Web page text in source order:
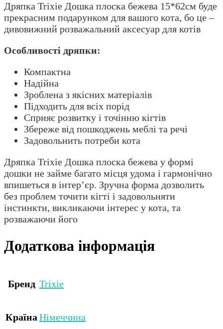
Дряпка Trixie Дошка плоска бежева 15*62см буде
прекрасним подарунком для вашого кота, бо це –
дивовижний розважальний аксесуар для котів
Особливості дряпки:
Компактна
Надійна
Зроблена з якісних матеріалів
Підходить для всіх порід
Сприяє розвитку і точінню кігтів
Збереже від пошкоджень меблі та речі
Задовольнить потреби кота
Дряпка Trixie Дошка плоска бежева у формі
дошки не займе багато місця удома і гармонічно
впишеться в інтер’єр. Зручна форма дозволить
без проблем точити кігті і задовольняти
інстинкти, викликаючи інтерес у кота, та
розважаючи його
Додаткова інформація
Бренд Trixie
Країна Німеччина